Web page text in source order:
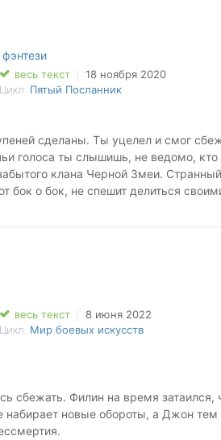
дорогой воина. Путь Семнадцати
весь текст
18 ноября 2020
Цикл: Пятый Посланник
сделаны. Ты уцелел и смог
голоса ты слышишь, не ведомо, кто
клана Черной Змеи.
бок о бок, не спешит делиться
Однажды ты станешь сильнее
весь текст
8 июня 2022
Цикл: Мир боевых искусств
сбежать. Филин на время затаился,
набирает новые обороты, а Джон тем